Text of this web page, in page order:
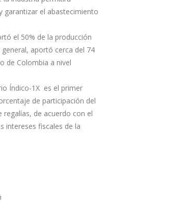
garantizar el abastecimiento
el 50% de la producción
aportó cerca del 74
de Colombia a nivel
Índico-1X es el primer
de participación del
regalías, de acuerdo con el
intereses fiscales de la